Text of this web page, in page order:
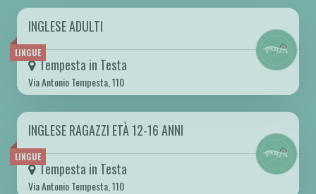
LINGUE
DA GIO 09/10 A GIO 28/05 2026
INGLESE ADULTI
Tempesta in Testa
Via Antonio Tempesta, 110
LINGUE
DA MAR 07/10 A MAR 26/05 2026
INGLESE RAGAZZI ETÀ 12-16 ANNI
Tempesta in Testa
Via Antonio Tempesta, 110